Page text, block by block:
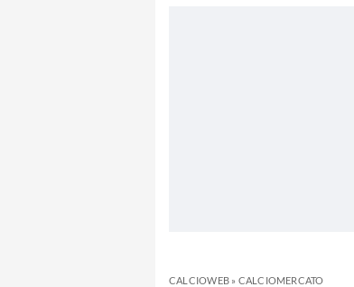
CALCIOWEB» CALCIOMERCATO